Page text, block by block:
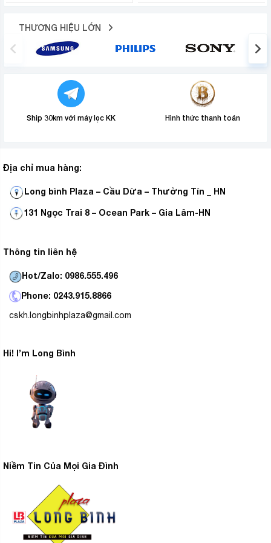
tránh han gỉ trong suốt quá trình sử dụng.
THƯƠNG HIỆU LỚN
Ship 30km với máy lọc KK Hình thức thanh toán
Địa chỉ mua hàng:
Long bình Plaza – Cầu Dừa – Thường Tín _ HN
131 Ngọc Trai 8 – Ocean Park – Gia Lâm-HN
Thông tin liên hệ
Hot/Zalo: 0986.555.496
Phone: 0243.915.8866
cskh.longbinhplaza@gmail.com
Hi! I’m Long Bình
Niềm Tin Của Mọi Gia Đình